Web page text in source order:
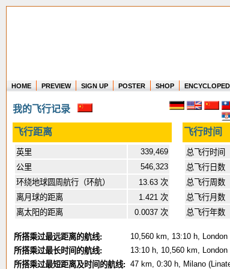
Where in the world have
How long have you been
Create your own
HOME PREVIEW SIGN UP POSTER SHOP
我的飞行记录
飞行距离 飞行时间
英里
339,469
公里
546,323
环绕地球圆周航行（环航）
13.63 次
离月球的距离
1.421 次
离太阳的距离
0.0037 次
总飞行时间
总飞行日数
总飞行周数
总飞行月数
总飞行年数
所搭乘过最远距离的航线:
10,560 km, 13:10 h,
所搭乘过最长时间的航线:
13:10 h, 10,560 km,
所搭乘过最短距离及时间的航线: 47 km, 0:30 h, Milano